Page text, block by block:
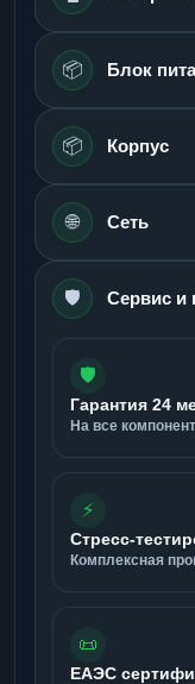
📦 Блок
📦 Корпус
🌐 Сеть
🛡️ Сервис и
🛡️
Гарантия 24
На все
⚡
Стресс-
Комплексная
📜
ЕАЭС